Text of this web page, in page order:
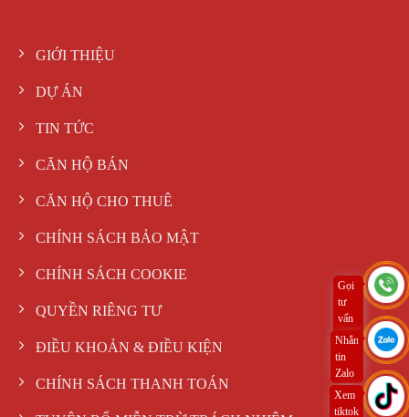
GIỚI THIỆU
DỰ ÁN
TIN TỨC
CĂN HỘ BÁN
CĂN HỘ CHO THUÊ
CHÍNH SÁCH BẢO MẬT
CHÍNH SÁCH COOKIE
QUYỀN RIÊNG TƯ
ĐIỀU KHOẢN & ĐIỀU KIỆN
CHÍNH SÁCH THANH TOÁN
Gọi
tư
vấn
ngay
Nhắn
tin
Zalo
Xem
tiktok